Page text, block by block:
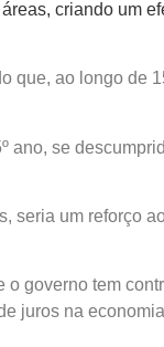
que, ao longo de
ano, se
seria um reforço
o governo tem
juros na